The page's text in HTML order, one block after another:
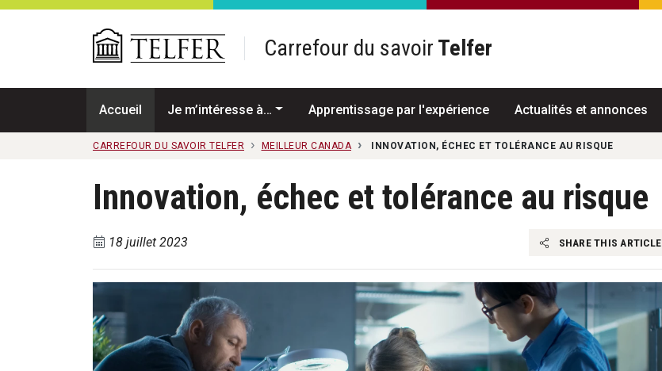
Passer au contenu principal
Carrefour du savoir Telfer
Accueil Je m’intéresse à… Apprentissage par l'expérience Actualités et annonces
CARREFOUR DU SAVOIR TELFER MEILLEUR CANADA INNOVATION, ÉCHEC ET TOLÉRANCE AU RISQUE
Innovation, échec et tolérance au risque
18 juillet 2023 SHARE THIS ARTICLE